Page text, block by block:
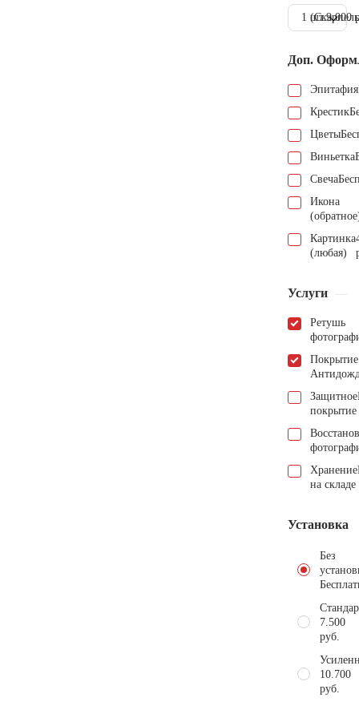
1 шт.9.000
Доп.
Эпитафия
Крестик
Цветы
Виньетка
Свеча
Икона
Картинка
(любая)
Услуги
Ретушь
Покрытие
Защитное
покрытие
Хранение
на складе
Установка
Без
7.500
руб.
10.700
руб.